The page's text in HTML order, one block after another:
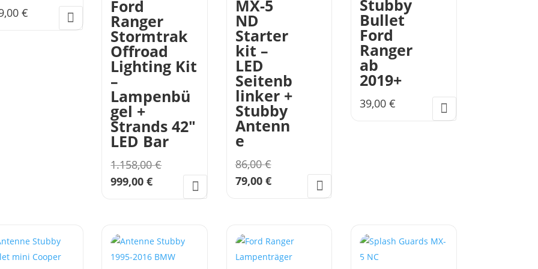
€ Ford
Ranger
Stormtrak
Offroad
Lighting Kit
–
Lampenbü
gel +
Strands 42″
LED Bar
1.158,00€Ursprünglicher
Preis
999,00€Aktueller
MX-5
ND
Starter
kit –
LED
Seitenb
linker +
Stubby
Antenn
e
86,00€Ursprünglicher
Preis
79,00 €Aktueller
Stubby
Bullet
Ford
Ranger
ab
2019+
39,00 €